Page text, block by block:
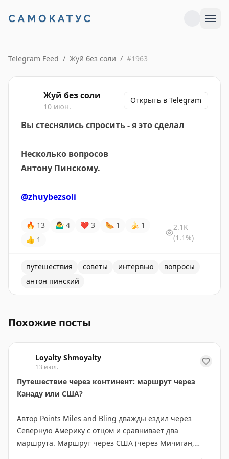
Telegram Feed / Жуй без соли / #1963
Жуй без соли
10 июн.
Открыть в Telegram
Вы стеснялись спросить - я это сделал
Несколько вопросов
Антону Пинскому.
@zhuybezsoli
🔥 13 🤷‍♂ 4 ❤ 3 🌭 1 🍌 1
👍 1
2.1K
(1.1%)
путешествия советы интервью
вопросы
антон пинский
Похожие посты
Loyalty Shmoyalty
13 июл.
Путешествие через континент: маршрут через
Канаду или США?
Автор Points Miles and Bling дважды ездил через
Северную Америку с отцом и сравнивает два
маршрута. Маршрут через США (через Мичиган,